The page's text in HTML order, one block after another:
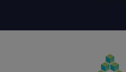
de l’argent dans une